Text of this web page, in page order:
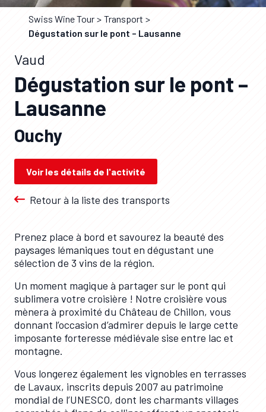
Swiss Wine Tour
Transport
Dégustation sur le pont – Lausanne
Vaud
Dégustation sur le pont –
Lausanne
Ouchy
Voir les détails de l'activité
Retour à la liste des transports
Prenez place à bord et savourez la beauté des
paysages lémaniques tout en dégustant une
sélection de 3 vins de la région.
Un moment magique à partager sur le pont qui
sublimera votre croisière ! Notre croisière vous
mènera à proximité du Château de Chillon, vous
donnant l’occasion d’admirer depuis le large cette
imposante forteresse médiévale sise entre lac et
montagne.
Vous longerez également les vignobles en terrasses
de Lavaux, inscrits depuis 2007 au patrimoine
mondial de l’UNESCO, dont les charmants villages